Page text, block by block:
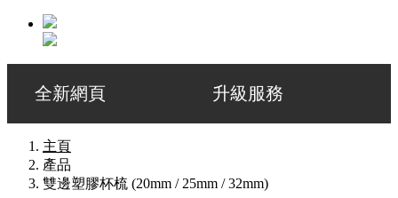
全新網頁 升級服務
主頁
產品
雙邊塑膠杯梳 (20mm / 25mm / 32mm)